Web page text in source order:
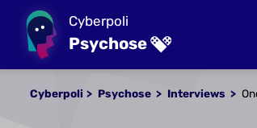
Cyberpoli
Psychose
Cyberpoli Psychose Interviews